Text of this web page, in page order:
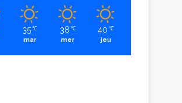
35 ℃
mar
38 ℃
mer
40 ℃
jeu